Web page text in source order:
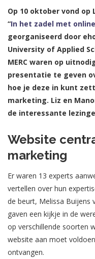
Op 10 oktober vond
“In het zadel met
georganiseerd door
University of Applied
MERC waren op
presentatie te geven
hoe je deze in kunt
marketing. Liz en
de interessante
Website
marketing
Er waren 13 experts
vertellen over hun
de beurt, Melissa Buijens
gaven een kijkje in de
op verschillende soorten
website aan moet
ontvangen.